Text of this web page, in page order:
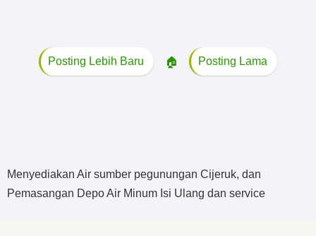
Posting Lebih Baru 🏠 Posting Lama
Menyediakan Air sumber pegunungan Cijeruk, dan
Pemasangan Depo Air Minum Isi Ulang dan service